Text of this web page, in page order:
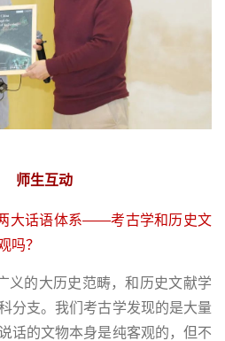
师生互动
大话语体系——考古学和历史文
吗？
义的大历史范畴，和历史文献学
分支。我们考古学发现的是大量
话的文物本身是纯客观的，但不